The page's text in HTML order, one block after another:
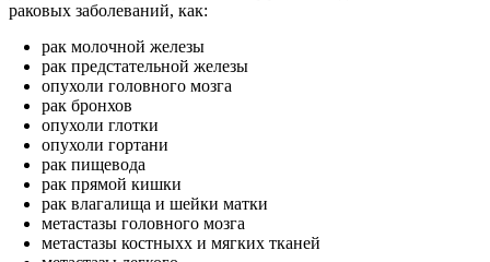
раковых заболеваний, как:
рак молочной железы
рак предстательной железы
опухоли головного мозга
рак бронхов
опухоли глотки
опухоли гортани
рак пищевода
рак прямой кишки
рак влагалища и шейки матки
метастазы головного мозга
метастазы костныхx и мягких тканей